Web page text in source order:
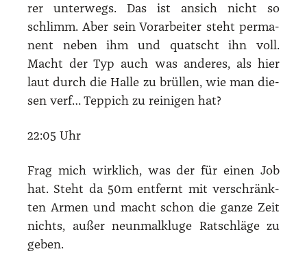
rer unter­wegs. Das ist ansich nicht so
schlimm. Aber sein Vor­ar­bei­ter steht per­ma­
nent neben ihm und quatscht ihn voll.
Macht der Typ auch was ande­res, als hier
laut durch die Hal­le zu brül­len, wie man die­
sen verf… Tep­pich zu rei­ni­gen hat?
22:05 Uhr
Frag mich wirk­lich, was der für einen Job
hat. Steht da 50m ent­fernt mit ver­schränk­
ten Armen und macht schon die gan­ze Zeit
nichts, außer neun­mal­klu­ge Rat­schlä­ge zu
geben.